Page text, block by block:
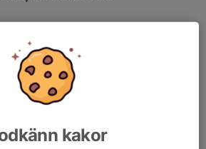
kakor